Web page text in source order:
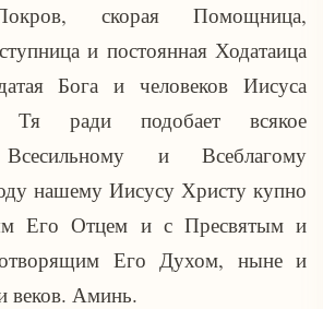
скорая Помощница,
и постоянная Ходатаица
Бога и человеков Иисуса
ради подобает всякое
Всесильному и Всеблагому
нашему Иисусу Христу купно
Его Отцем и с Пресвятым и
Его Духом, ныне и
веков. Аминь.